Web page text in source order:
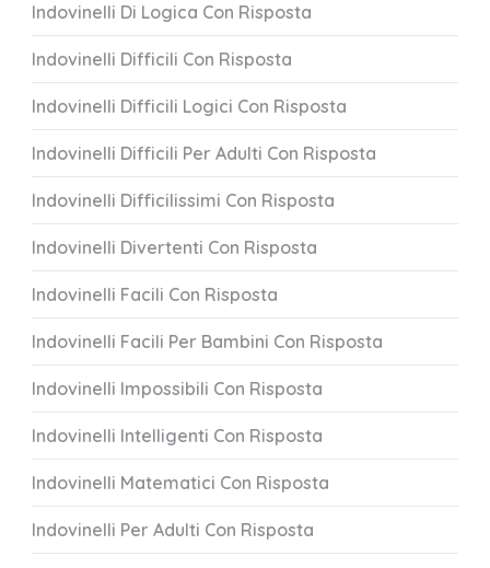
Indovinelli Di Logica Con Risposta
Indovinelli Difficili Con Risposta
Indovinelli Difficili Logici Con Risposta
Indovinelli Difficili Per Adulti Con Risposta
Indovinelli Difficilissimi Con Risposta
Indovinelli Divertenti Con Risposta
Indovinelli Facili Con Risposta
Indovinelli Facili Per Bambini Con Risposta
Indovinelli Impossibili Con Risposta
Indovinelli Intelligenti Con Risposta
Indovinelli Matematici Con Risposta
Indovinelli Per Adulti Con Risposta